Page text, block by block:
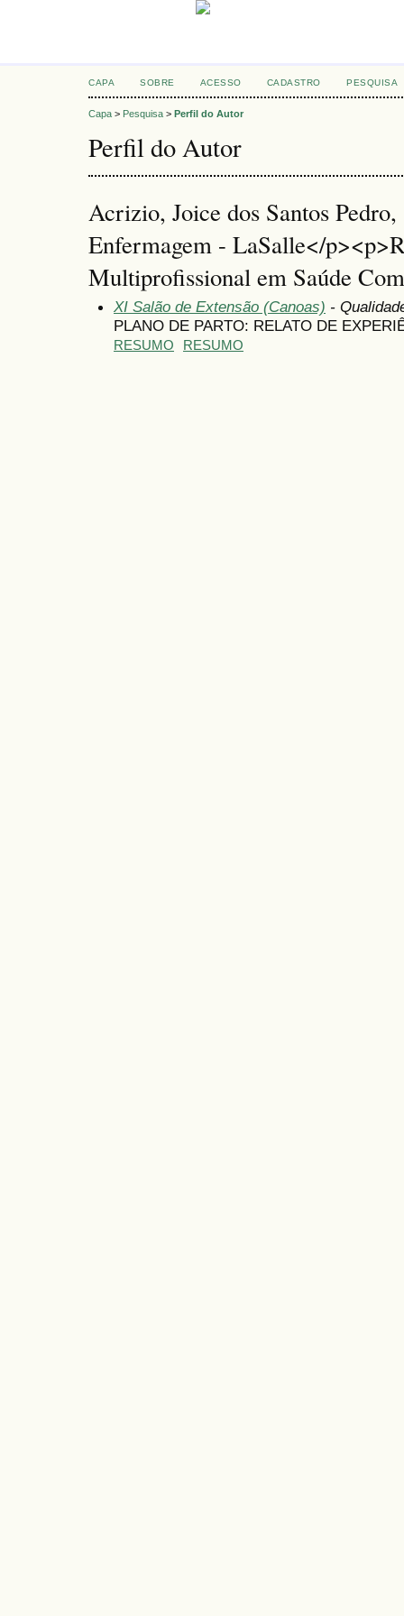
CAPA SOBRE ACESSO CADASTRO PESQUISA
Capa > Pesquisa > Perfil do Autor
Perfil do Autor
Acrizio, Joice dos Santos
Enfermagem - LaSalle</
Multiprofissional em Saúde
XI Salão de Extensão (Canoas) -
PLANO DE PARTO: RELATO DE
RESUMO RESUMO